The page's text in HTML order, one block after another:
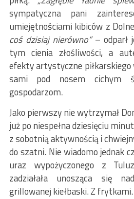
sympatyczna pani
umiejętnościami kibiców z
coś dzisiaj nierówno”– odparł
tym cienia złośliwości, a
efekty artystyczne piłkarskiego
sami pod nosem cichym
gospodarzom.
Jako pierwszy nie wytrzymał
już po niespełna dziesięciu
z sobotnią aktywnością i
do szatni. Nie wiadomo jednak
uraz wypożyczonego z
zadziałała unosząca się
grillowanej kiełbaski. Z frytkami.